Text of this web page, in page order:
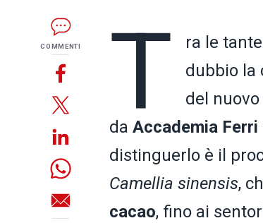
COMMENTI T ra le
dubbio la
del
da Accademia Ferri
distinguerlo è il
Camellia sinensis,
cacao, fino ai